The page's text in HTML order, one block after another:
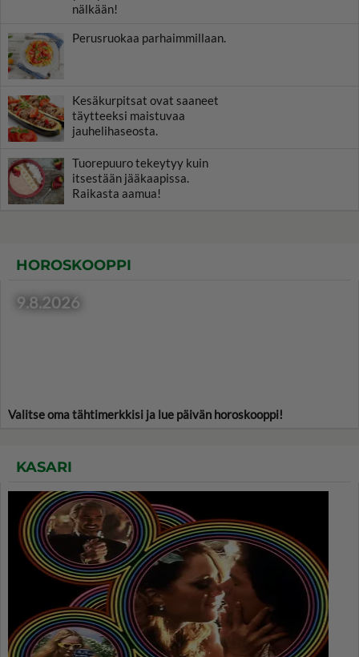
nälkään!
Perusruokaa parhaimmillaan.
Kesäkurpitsat ovat saaneet
täytteeksi maistuvaa
jauhelihaseosta.
Tuorepuuro tekeytyy kuin
itsestään jääkaapissa.
Raikasta aamua!
HOROSKOOPPI
9.8.2026
Valitse oma tähtimerkkisi ja lue päivän horoskooppi!
KASARI